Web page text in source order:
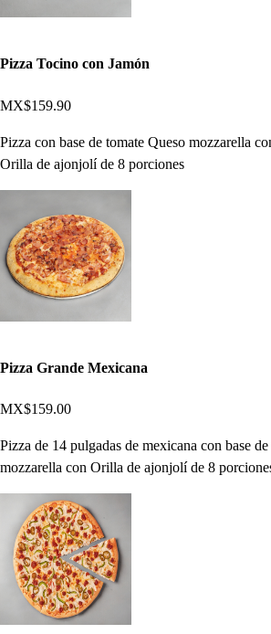
Pizza Tocino con Jamón
MX$159.90
Pizza con base de tomate Queso mozzarella
Orilla de ajonjolí de 8 porciones
Pizza Grande Mexicana
MX$159.00
Pizza de 14 pulgadas de mexicana con base
mozzarella con Orilla de ajonjolí de 8